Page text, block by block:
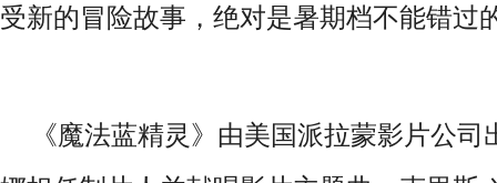
受新的冒险故事，绝对是暑期档不能错过
《魔法蓝精灵》由美国派拉蒙影片公